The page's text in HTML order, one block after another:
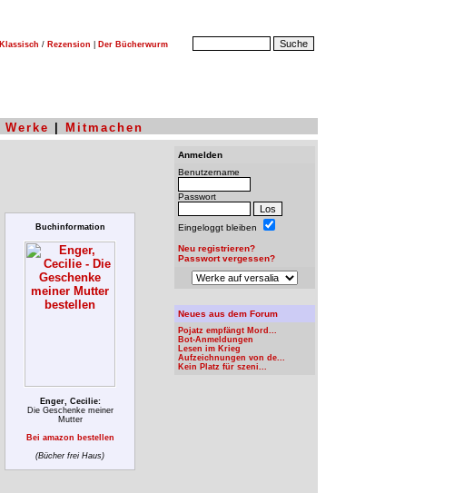
Klassisch / Rezension Der Bücherwurm
Werke Mitmachen
Buchinformation
Enger, Cecilie:
Die Geschenke meiner
Mutter
Bei amazon bestellen
(Bücher frei Haus)
Anmelden
Benutzername
Passwort
Eingeloggt bleiben
Neu registrieren?
Passwort vergessen?
Neues aus dem Forum
Pojatz empfängt Mord...
Bot-Anmeldungen
Lesen im Krieg
Aufzeichnungen von de...
Kein Platz für szeni...